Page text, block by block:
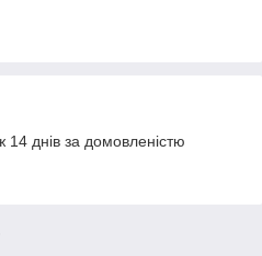
днів за домовленістю